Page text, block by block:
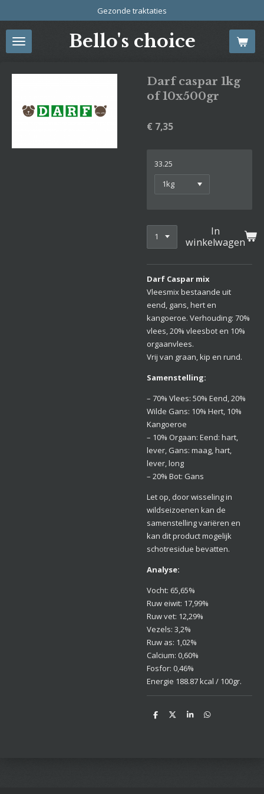
naar
de
Bello's choice
Gezonde traktaties
Darf caspar 1kg
of 10x500gr
€ 7,35
33.25
In
winkelwagen
Darf Caspar mix
Vleesmix bestaande uit
eend, gans, hert en
kangoeroe. Verhouding: 70%
vlees, 20% vleesbot en 10%
orgaanvlees.
Vrij van graan, kip en rund.
Samenstelling:
– 70% Vlees: 50% Eend, 20%
Wilde Gans: 10% Hert, 10%
Kangoeroe
– 10% Orgaan: Eend: hart,
lever, Gans: maag, hart,
lever, long
– 20% Bot: Gans
Let op, door wisseling in
wildseizoenen kan de
samenstelling variëren en
kan dit product mogelijk
schotresidue bevatten.
Analyse:
Vocht: 65,65%
Ruw eiwit: 17,99%
Ruw vet: 12,29%
Vezels: 3,2%
Ruw as: 1,02%
Calcium: 0,60%
Fosfor: 0,46%
Energie 188.87 kcal / 100gr.
D
D
S
D